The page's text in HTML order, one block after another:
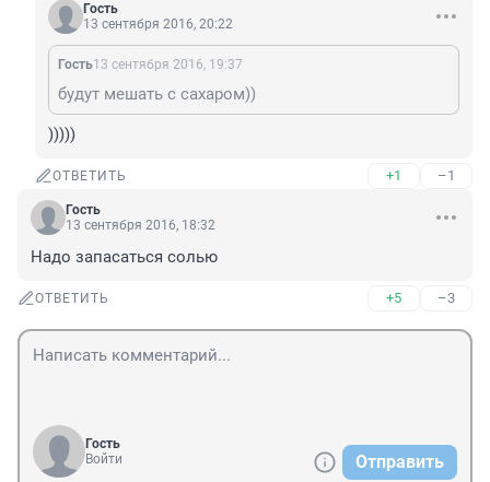
Гость
13 сентября 2016, 20:22
Гость13 сентября 2016, 19:37
будут мешать с сахаром))
)))))
ОТВЕТИТЬ +1 –1
Гость
13 сентября 2016, 18:32
Надо запасаться солью
ОТВЕТИТЬ +5 –3
Гость
Войти
Отправить